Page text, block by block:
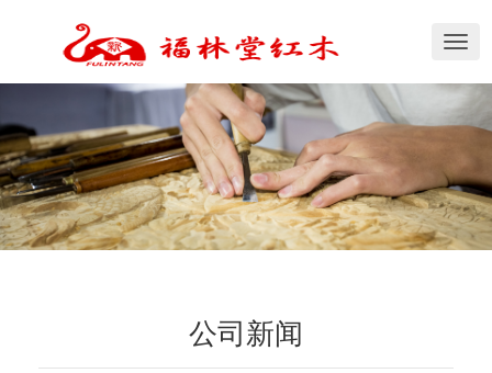
切
导
航
公司新闻